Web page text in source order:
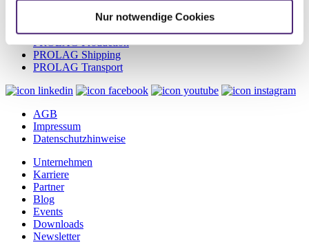
Nur notwendige Cookies
PROLAG Automation
PROLAG Hazmat
PROLAG Production
PROLAG Shipping
PROLAG Transport
AGB
Impressum
Datenschutzhinweise
Unternehmen
Karriere
Partner
Blog
Events
Downloads
Newsletter